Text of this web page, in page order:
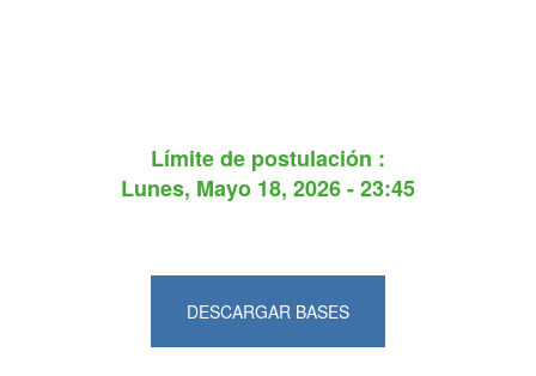
Límite de postulación :
Lunes, Mayo 18, 2026 - 23:45
DESCARGAR BASES